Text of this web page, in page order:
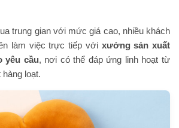
trung gian với mức giá cao, nhiều khách
làm việc trực tiếp với xưởng sản xuất
yêu cầu, nơi có thể đáp ứng linh hoạt từ
loạt.